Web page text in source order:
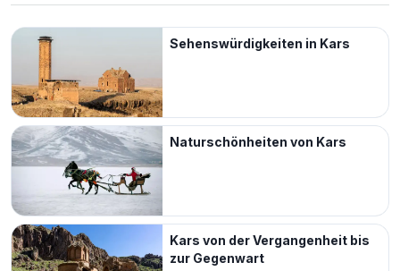
Sehenswürdigkeiten in Kars
Naturschönheiten von Kars
Kars von der Vergangenheit bis
zur Gegenwart